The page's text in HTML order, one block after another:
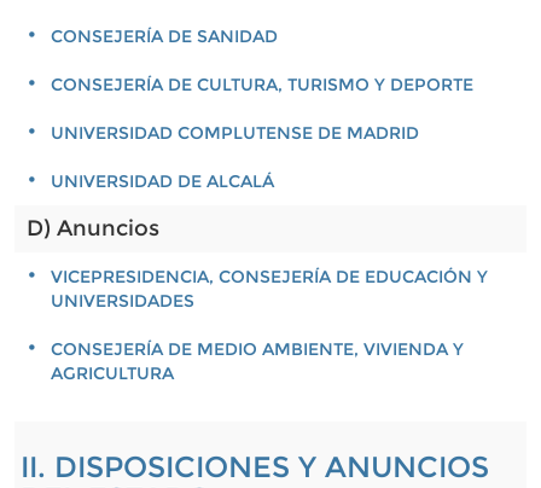
CONSEJERÍA DE SANIDAD
CONSEJERÍA DE CULTURA, TURISMO Y DEPORTE
UNIVERSIDAD COMPLUTENSE DE MADRID
UNIVERSIDAD DE ALCALÁ
D) Anuncios
VICEPRESIDENCIA, CONSEJERÍA DE EDUCACIÓN Y
UNIVERSIDADES
CONSEJERÍA DE MEDIO AMBIENTE, VIVIENDA Y
AGRICULTURA
II. DISPOSICIONES Y ANUNCIOS